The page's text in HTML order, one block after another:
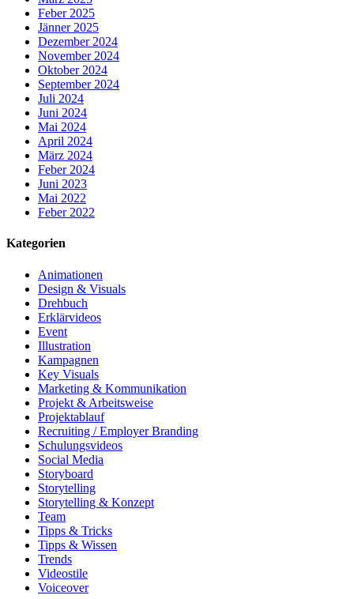
Feber 2025
Jänner 2025
Dezember 2024
November 2024
Oktober 2024
September 2024
Juli 2024
Juni 2024
Mai 2024
April 2024
März 2024
Feber 2024
Juni 2023
Mai 2022
Feber 2022
Kategorien
Animationen
Design & Visuals
Drehbuch
Erklärvideos
Event
Illustration
Kampagnen
Key Visuals
Marketing & Kommunikation
Projekt & Arbeitsweise
Projektablauf
Recruiting / Employer Branding
Schulungsvideos
Social Media
Storyboard
Storytelling
Storytelling & Konzept
Team
Tipps & Tricks
Tipps & Wissen
Trends
Videostile
Voiceover